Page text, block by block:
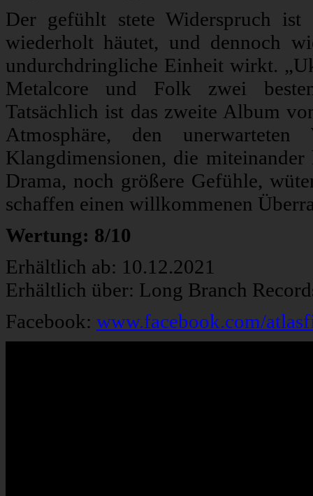
Der gefühlt stete Widerspruch
wiederholt häutet, und dennoch
undurchdringliche Einheit wirkt.
Metalcore und Folk zwei
Tatsächlich ist das zweite Album
Atmosphäre, den
Klangdimensionen, die
Drama, noch größere Gefühle,
schaffen einen willkommenen
Wertung: 8/10
Erhältlich ab: 10.12.2021
Erhältlich über: Long Branch
Facebook: www.facebook.com/